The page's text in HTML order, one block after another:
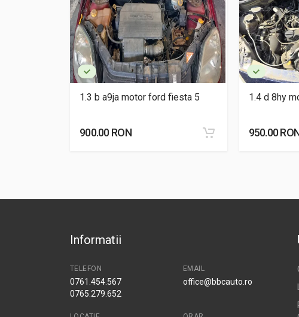
1.3 b a9ja motor ford fiesta 5
900.00 RON
1.4 d 8hy
950.00
Informatii
TELEFON
0761.454.567
0765.279.652
EMAIL
office@bbcauto.ro